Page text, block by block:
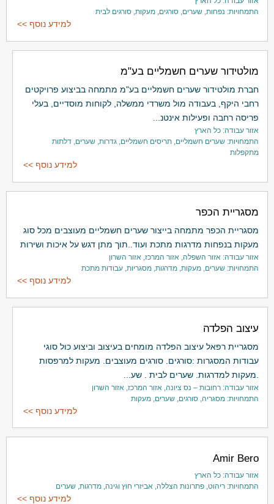
התמחויות: נפחות, שערים, סורגים, מעקות, סורגים לבית
למידע נוסף >>
מולטידור שערים חשמליים בע"מ
חברת מולטידור שערים חשמליים בע"מ מתמחה בביצוע פרויקטים
רחבי היקף, בעבודה מול משרדי ממשלה, לקוחות מוסדיים, בעלי
פריסה רחבה ופעילות אינטנ...
אזור עבודה: כל הארץ
התמחויות: שערים חשמליים, תריסים חשמליים, גדרות, שערים, דלתות
מתקפלות
למידע נוסף >>
מסגריית הכפר
מסגריית הכפר מתמחה בייצור שערים חשמליים מעוצבים מכל סוג
מעקות בנפחות מדרגות מתכת ועוד..תוך מתן דגש על איכות ושירות
אזור עבודה: אזור השפלה, אזור המרכז, אזור השרון
התמחויות: שערים, מעקות, מדרגות, מסגריות, עבודות מתכת
למידע נוסף >>
עיצוב הפלדה
מסגריית רפאל עיצוב הפלדה מומחים בעיצוב וביצוע כול סוגי
עבודות המסגרות :סורגים. סורגים מעוצבים. מעקות למרפסות
.מעקות למדרגות. שערים לבית . שע...
אזור עבודה: רחובות – נס ציונה, אזור המרכז, אזור השרון
התמחויות: מסגריה, סורגים, שערים, מעקות
למידע נוסף >>
Amir Bero
אזור עבודה: כל הארץ
התמחויות: ריהוט, פתרונות הצללה, אביזרי חוץ וגינה, מדרגות, שערים
למידע נוסף >>